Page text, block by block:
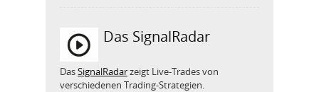
Das SignalRadar
DasSignalRadarzeigt Live-Trades von
verschiedenen Trading-Strategien.